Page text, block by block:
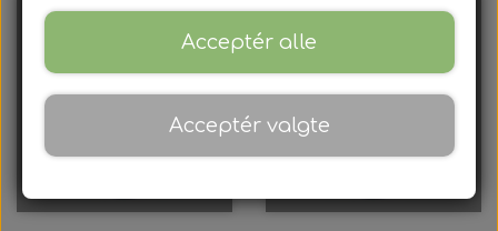
Acceptér alle
Acceptér valgte